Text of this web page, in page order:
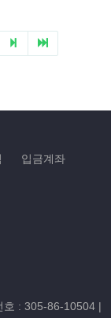
입금계좌
호 : 305-86-10504 |